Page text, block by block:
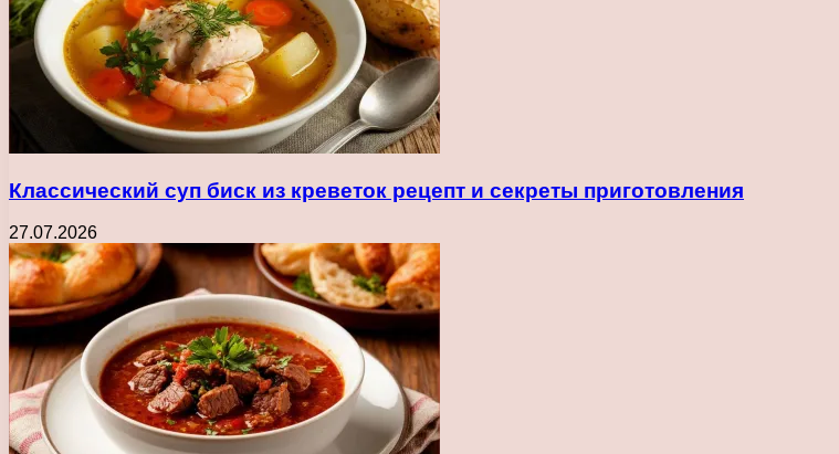
Классический суп биск из креветок рецепт и секреты приготовления
27.07.2026